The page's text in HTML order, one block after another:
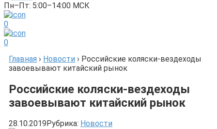
Пн–Пт: 5:00–14:00 МСК
0
0
Главная › Новости › Российские коляски-вездеходы
завоевывают китайский рынок
Российские коляски-вездеходы
завоевывают китайский рынок
28.10.2019 Рубрика: Новости